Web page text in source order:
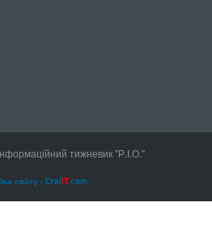
тижневик "Р.І.О."
сайту - CrafIT.com